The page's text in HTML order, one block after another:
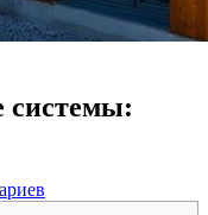
системы: